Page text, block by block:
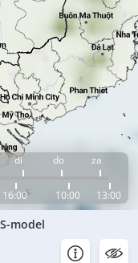
di do za
16:00 10:00 13:00
model